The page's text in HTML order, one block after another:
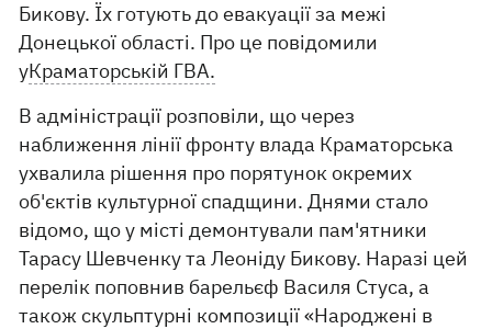
Бикову. Їх готують до евакуації за межі
Донецької області. Про це повідомили
уКраматорській ГВА.
В адміністрації розповіли, що через
наближення лінії фронту влада Краматорська
ухвалила рішення про порятунок окремих
об'єктів культурної спадщини. Днями стало
відомо, що у місті демонтували пам'ятники
Тарасу Шевченку та Леоніду Бикову. Наразі цей
перелік поповнив барельєф Василя Стуса, а
також скульптурні композиції «Народжені в